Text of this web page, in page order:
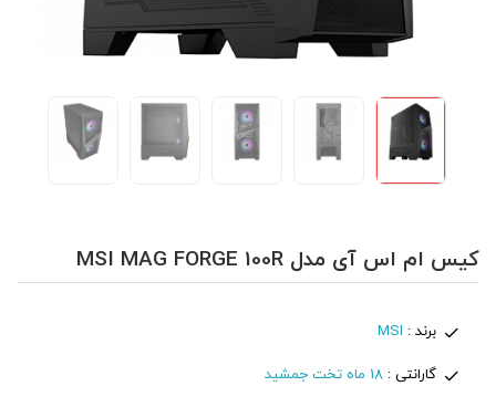
کیس ام اس آی مدل MSI MAG FORGE 100R
برند : MSI
گارانتی :18 ماه تخت جمشید